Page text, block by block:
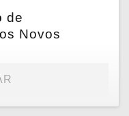
de
Novos